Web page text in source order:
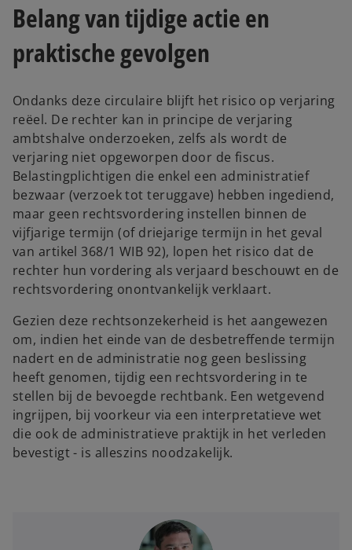
Belang van tijdige actie en
praktische gevolgen
Ondanks deze circulaire blijft het risico op verjaring
reëel. De rechter kan in principe de verjaring
ambtshalve onderzoeken, zelfs als wordt de
verjaring niet opgeworpen door de fiscus.
Belastingplichtigen die enkel een administratief
bezwaar (verzoek tot teruggave) hebben ingediend,
maar geen rechtsvordering instellen binnen de
vijfjarige termijn (of driejarige termijn in het geval
van artikel 368/1 WIB 92), lopen het risico dat de
rechter hun vordering als verjaard beschouwt en de
rechtsvordering onontvankelijk verklaart.
Gezien deze rechtsonzekerheid is het aangewezen
om, indien het einde van de desbetreffende termijn
nadert en de administratie nog geen beslissing
heeft genomen, tijdig een rechtsvordering in te
stellen bij de bevoegde rechtbank. Een wetgevend
ingrijpen, bij voorkeur via een interpretatieve wet
die ook de administratieve praktijk in het verleden
bevestigt - is alleszins noodzakelijk.